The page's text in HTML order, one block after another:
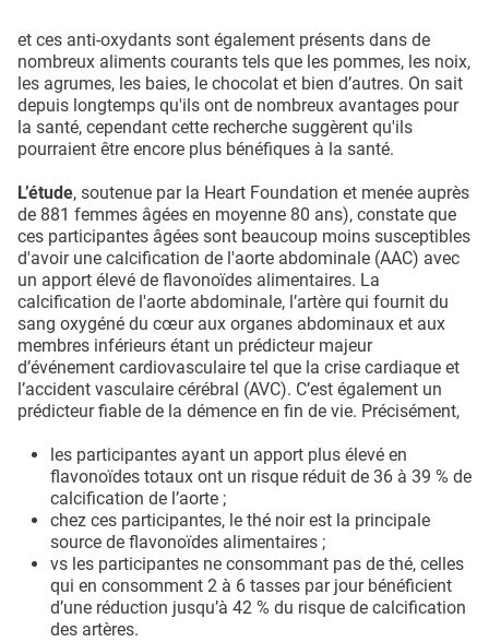
et ces anti-oxydants sont également présents dans de
nombreux aliments courants tels que les pommes, les noix,
les agrumes, les baies, le chocolat et bien d’autres. On sait
depuis longtemps qu'ils ont de nombreux avantages pour
la santé, cependant cette recherche suggèrent qu'ils
pourraient être encore plus bénéfiques à la santé.
L’étude, soutenue par la Heart Foundation et menée auprès
de 881 femmes âgées en moyenne 80 ans), constate que
ces participantes âgées sont beaucoup moins susceptibles
d'avoir une calcification de l'aorte abdominale (AAC) avec
un apport élevé de flavonoïdes alimentaires. La
calcification de l'aorte abdominale, l’artère qui fournit du
sang oxygéné du cœur aux organes abdominaux et aux
membres inférieurs étant un prédicteur majeur
d’événement cardiovasculaire tel que la crise cardiaque et
l’accident vasculaire cérébral (AVC). C’est également un
prédicteur fiable de la démence en fin de vie. Précisément,
les participantes ayant un apport plus élevé en
flavonoïdes totaux ont un risque réduit de 36 à 39 % de
calcification de l’aorte ;
chez ces participantes, le thé noir est la principale
source de flavonoïdes alimentaires ;
vs les participantes ne consommant pas de thé, celles
qui en consomment 2 à 6 tasses par jour bénéficient
d’une réduction jusqu’à 42 % du risque de calcification
des artères.